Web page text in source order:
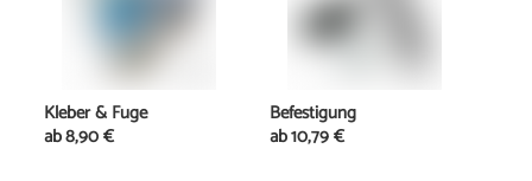
Kleber & Fuge
ab8,90 €
Befestigung
ab10,79 €